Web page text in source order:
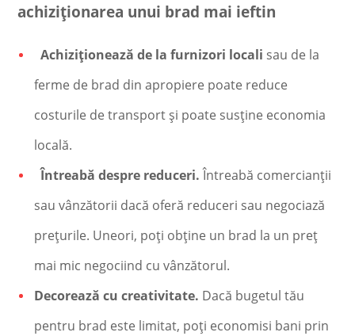
achiziționarea unui brad mai ieftin
Achiziționează de la furnizori locali sau de la
ferme de brad din apropiere poate reduce
costurile de transport și poate susține economia
locală.
Întreabă despre reduceri.Întreabă comercianții
sau vânzătorii dacă oferă reduceri sau negociază
prețurile. Uneori, poți obține un brad la un preț
mai mic negociind cu vânzătorul.
Decorează cu creativitate. Dacă bugetul tău
pentru brad este limitat, poți economisi bani prin